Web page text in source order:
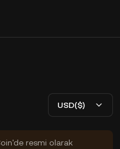
USD($)
resmi olarak